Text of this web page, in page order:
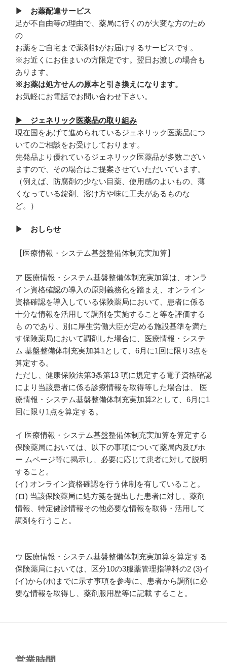
▶ お薬配達サービス
足が不自由等の理由で、薬局に行くのが大変な方のため
の
お薬をご自宅まで薬剤師がお届けするサービスです。
※お近くにお住まいの方限定です。翌日お渡しの場合も
あります。
※お薬は処方せんの原本と引き換えになります。
お気軽にお電話でお問い合わせ下さい。
▶ ジェネリック医薬品の取り組み
現在国をあげて進められているジェネリック医薬品につ
いてのご相談をお受けしております。
先発品より優れているジェネリック医薬品が多数ござい
ますので、その場合はご提案させていただいています。
（例えば、防腐剤の少ない目薬、使用感のよいもの、薄
くなっている錠剤、溶け方や味に工夫があるものな
ど。）
▶ おしらせ
【医療情報・システム基盤整備体制充実加算】
ア 医療情報・システム基盤整備体制充実加算は、オンラ
イン資格確認の導入の原則義務化を踏まえ、オンライン
資格確認を導入している保険薬局において、患者に係る
十分な情報を活用して調剤を実施すること等を評価する
も のであり、別に厚生労働大臣が定める施設基準を満た
す保険薬局において調剤した場合に、医療情報・システ
ム 基盤整備体制充実加算1として、6月に1回に限り3点を
算定する。
ただし、健康保険法第3条第13 項に規定する電子資格確認
により当該患者に係る診療情報を取得等した場合は、 医
療情報・システム基盤整備体制充実加算2として、6月に1
回に限り1点を算定する。
イ 医療情報・システム基盤整備体制充実加算を算定する
保険薬局においては、以下の事項について薬局内及びホ
ー ムページ等に掲示し、必要に応じて患者に対して説明
すること。
(イ) オンライン資格確認を行う体制を有していること。
(ロ) 当該保険薬局に処方箋を提出した患者に対し、薬剤
情報、特定健診情報その他必要な情報を取得・活用して
調剤を行うこと。
ウ 医療情報・システム基盤整備体制充実加算を算定する
保険薬局においては、区分10の3服薬管理指導料の2 (3)イ
(イ)から(ホ)までに示す事項を参考に、患者から調剤に必
要な情報を取得し、薬剤服用歴等に記載 すること。